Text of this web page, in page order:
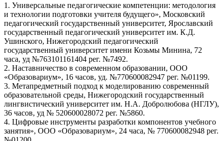
1. Универсальные педагогические компетенции: методология
и технологии подготовки учителя будущего», Московский
педагогический государственный университет, Ярославский
государственный педагогический университет им. К.Д.
Ушинского, Нижегородский педагогический
государственный университет имени Козьмы Минина, 72
часа, уд №763101161404 рег. №7492.
2. Наставничество в современном образовании, ООО
«Образовариум», 16 часов, уд. №770600082947 рег. №01199.
3. Метапредметный подход к моделированию современный
образовательной среды, Нижегородский государственный
лингвистический университет им. Н.А. Добролюбова (НГЛУ),
36 часов, уд № 520600028072 рег. №5860.
4. Цифровые инструменты разработки компонентов учебного
занятия», ООО «Образовариум», 24 часа, № 770600082948 рег.